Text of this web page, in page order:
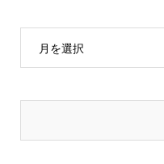
月を選択